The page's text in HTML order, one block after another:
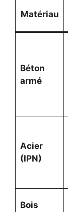
Matériau
Béton
armé
Acier
(IPN)
Bois